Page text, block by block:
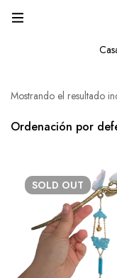
Mostrando el resultado
Ordenación por
SOLD OUT